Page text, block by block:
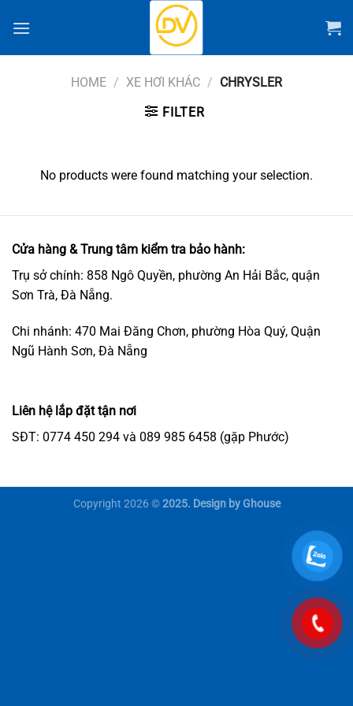
đến
HOME / XE HƠI KHÁC / CHRYSLER
FILTER
No products were found matching your selection.
Cửa hàng & Trung tâm kiểm tra bảo hành:
Trụ sở chính: 858 Ngô Quyền, phường An Hải Bắc, quận
Sơn Trà, Đà Nẵng.
Chi nhánh: 470 Mai Đăng Chơn, phường Hòa Quý, Quận
Ngũ Hành Sơn, Đà Nẵng
Liên hệ lắp đặt tận nơi
SĐT: 0774 450 294 và 089 985 6458 (gặp Phước)
Copyright 2026 ©2025. Design by Ghouse